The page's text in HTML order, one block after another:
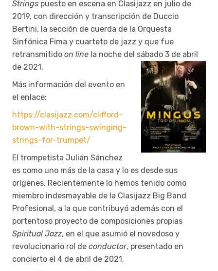
Strings puesto en escena en Clasijazz en julio de
2019, con dirección y transcripción de Duccio
Bertini, la sección de cuerda de la Orquesta
Sinfónica Fima y cuarteto de jazz y que fue
retransmitido on line la noche del sábado 3 de abril
de 2021.
Más información del evento en
el enlace:
https://clasijazz.com/clifford-
brown-with-strings-swinging-
strings-for-trumpet/
El trompetista Julián Sánchez
es como uno más de la casa y lo es desde sus
orígenes. Recientemente lo hemos tenido como
miembro indesmayable de la Clasijazz Big Band
Profesional, a la que contribuyó además con el
portentoso proyecto de composiciones propias
Spiritual Jazz, en el que asumió el novedoso y
revolucionario rol de conductor, presentado en
concierto el 4 de abril de 2021.